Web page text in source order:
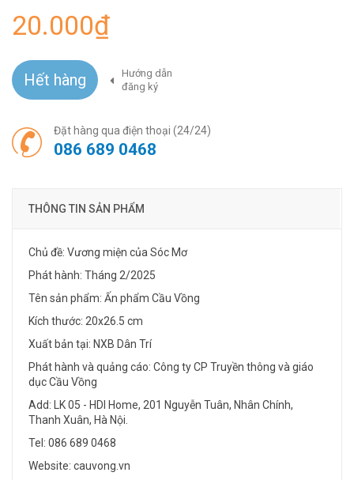
20.000₫
Hết hàng
Hướng dẫn
đăng ký
Đặt hàng qua điện thoại (24/24)
086 689 0468
THÔNG TIN SẢN PHẨM
Chủ đề: Vương miện của Sóc Mơ
Phát hành: Tháng 2/2025
Tên sản phẩm: Ấn phẩm Cầu Vồng
Kích thước: 20x26.5 cm
Xuất bản tại: NXB Dân Trí
Phát hành và quảng cáo: Công ty CP Truyền thông và giáo
dục Cầu Vồng
Add: LK 05 - HDI Home, 201 Nguyễn Tuân, Nhân Chính,
Thanh Xuân, Hà Nội.
Tel: 086 689 0468
Website: cauvong.vn